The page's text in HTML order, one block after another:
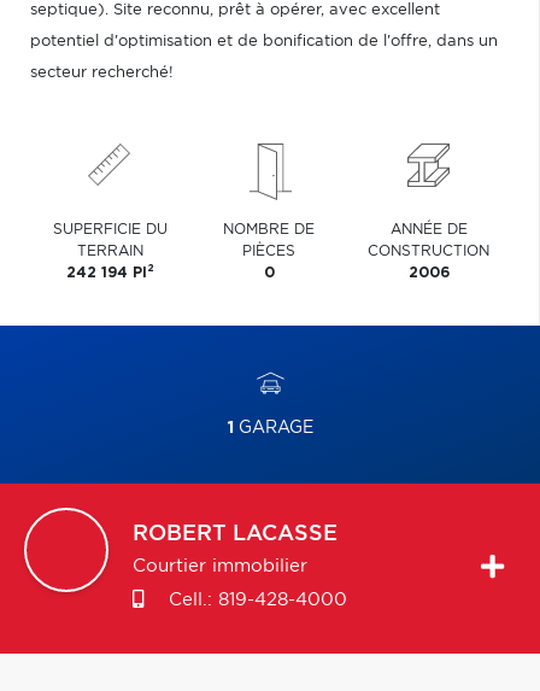
septique). Site reconnu, prêt à opérer, avec excellent
potentiel d'optimisation et de bonification de l'offre, dans un
secteur recherché!
SUPERFICIE DU
TERRAIN
242 194 PI 2
NOMBRE DE
PIÈCES
0
ANNÉE DE
CONSTRUCTION
2006
1 GARAGE
ROBERT LACASSE
Courtier immobilier
Cell.: 819-428-4000